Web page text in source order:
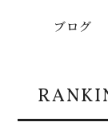
ブログ